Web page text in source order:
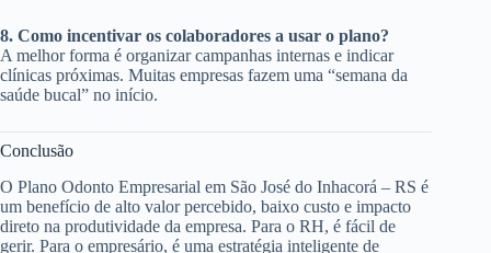
8. Como incentivar os colaboradores a usar o plano?
A melhor forma é organizar campanhas internas e indicar
clínicas próximas. Muitas empresas fazem uma “semana da
saúde bucal” no início.
Conclusão
O Plano Odonto Empresarial em São José do Inhacorá – RS é
um benefício de alto valor percebido, baixo custo e impacto
direto na produtividade da empresa. Para o RH, é fácil de
gerir. Para o empresário, é uma estratégia inteligente de